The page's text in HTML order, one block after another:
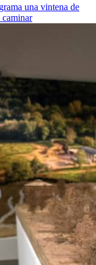
una vintena de
caminar